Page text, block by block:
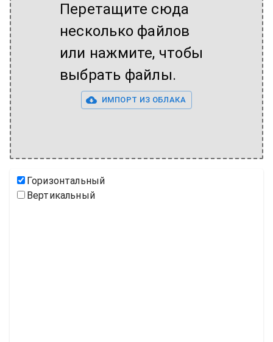
Перетащите сюда
несколько файлов
или нажмите, чтобы
выбрать файлы.
ИМПОРТ ИЗ ОБЛАКА
Горизонтальный
Вертикальный